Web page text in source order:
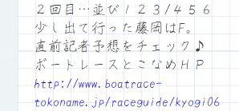
２回目…並び１２３/４５６
少し出て行った藤岡はF。
直前記者予想をチェック♪
ボートレースとこなめＨＰ
http://www.boatrace-
tokoname.jp/raceguide/kyogi06